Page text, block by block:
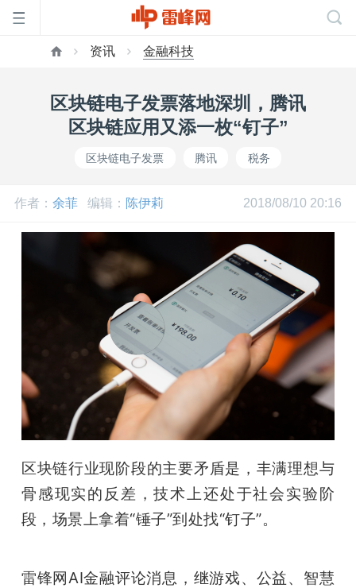
动
资讯 金融科技
区块链电子发票落地深圳，腾讯
区块链应用又添一枚“钉子”
区块链电子发票 腾讯 税务
作者： 余菲 编辑： 陈伊莉 2018/08/10 20:16
区块链行业现阶段的主要矛盾是，丰满理想与
骨感现实的反差，技术上还处于社会实验阶
段，场景上拿着“锤子”到处找“钉子”。
雷锋网AI金融评论消息，继游戏、公益、智慧